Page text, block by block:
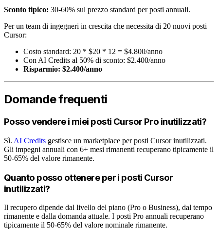
Sconto tipico: 30-60% sul prezzo standard per posti annuali.
Per un team di ingegneri in crescita che necessita di 20 nuovi posti
Cursor:
Costo standard: 20 * $20 * 12 = $4.800/anno
Con AI Credits al 50% di sconto: $2.400/anno
Risparmio: $2.400/anno
Domande frequenti
Posso vendere i miei posti Cursor Pro inutilizzati?
Sì. AI Credits gestisce un marketplace per posti Cursor inutilizzati.
Gli impegni annuali con 6+ mesi rimanenti recuperano tipicamente il
50-65% del valore rimanente.
Quanto posso ottenere per i posti Cursor
inutilizzati?
Il recupero dipende dal livello del piano (Pro o Business), dal tempo
rimanente e dalla domanda attuale. I posti Pro annuali recuperano
tipicamente il 50-65% del valore nominale rimanente.